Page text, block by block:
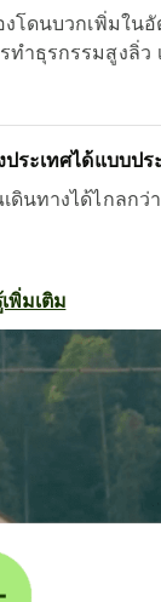
งโดนบวกเพิ่มใน
ทำธุรกรรมสูงลิ่ว
ประเทศได้แบบป
ดินทางได้ไกลกว่
พิ่มเติม